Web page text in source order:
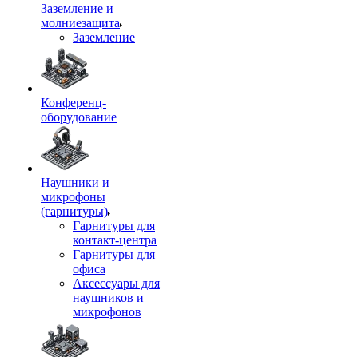
Заземление и
молниезащита
Заземление
Конференц-
оборудование
Наушники и
микрофоны
(гарнитуры)
Гарнитуры для
контакт-центра
Гарнитуры для
офиса
Аксессуары для
наушников и
микрофонов